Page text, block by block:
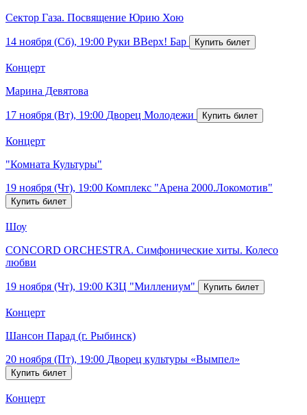
Сектор Газа. Посвящение Юрию Хою
14 ноября (Сб), 19:00 Руки ВВерх! Бар
Концерт
Марина Девятова
17 ноября (Вт), 19:00 Дворец Молодежи
Концерт
"Комната Культуры"
19 ноября (Чт), 19:00 Комплекс "Арена 2000.Локомотив"
Шоу
CONCORD ORCHESTRA. Симфонические хиты. Колесо
любви
19 ноября (Чт), 19:00 КЗЦ "Миллениум"
Концерт
Шансон Парад (г. Рыбинск)
20 ноября (Пт), 19:00 Дворец культуры «Вымпел»
Концерт